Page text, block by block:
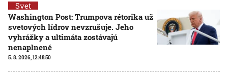
Svet
Washington Post: Trumpova rétorika už
svetových lídrov nevzrušuje. Jeho
vyhrážky a ultimáta zostávajú
nenaplnené
5. 8. 2026, 12:48:50